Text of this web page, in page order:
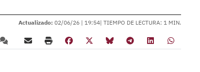
Actualizado: 02/06/26 | 19:54| TIEMPO DE LECTURA: 1 MIN.